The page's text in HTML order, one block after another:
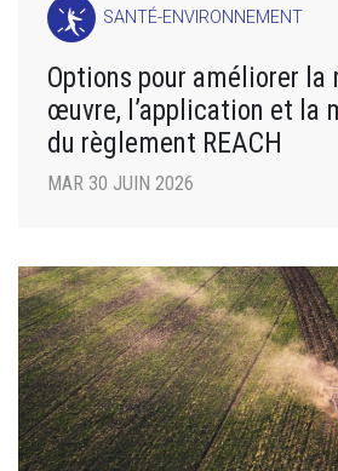
SANTÉ-ENVIRONNEMENT
Options pour améliorer la
œuvre, l’application et la
du règlement REACH
MAR 30 JUIN 2026